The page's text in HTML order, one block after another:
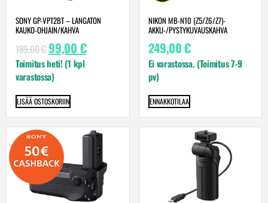
SONY GP-VPT2BT – LANGATON
KAUKO-OHJAIN/KAHVA
189,00€99,00 €
Toimitus heti! (1 kpl
varastossa)
LISÄÄ OSTOSKORIIN
NIKON MB-N10 (Z5/Z6/Z7)-
AKKU-/PYSTYKUVAUSKAHVA
249,00€
Ei varastossa. (Toimitus 7-9
pv)
ENNAKKOTILAA